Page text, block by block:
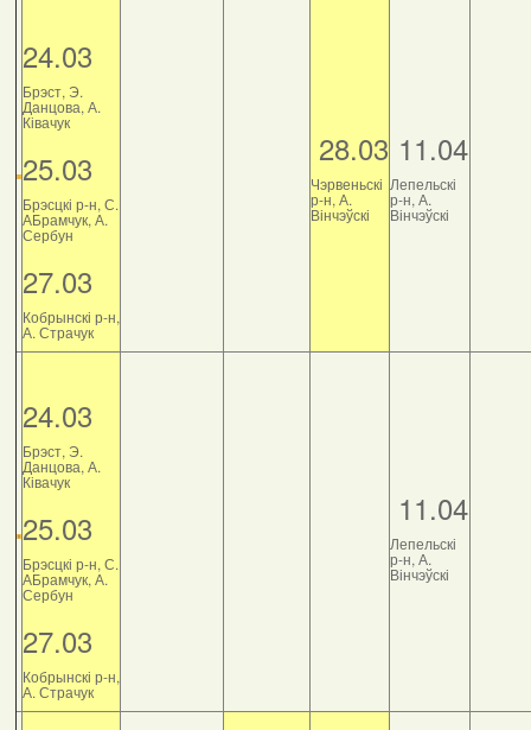
24.03
Брэст, Э.
Данцова, А.
Ківачук
25.03
Брэсцкі р-н, С.
АБрамчук, А.
Сербун
27.03
Кобрынскі р-н,
А. Страчук
28.03
Чэрвеньскі
р-н, А.
Вінчэўскі
11.04
Лепельскі
р-н, А.
Вінчэўскі
24.03
Брэст, Э.
Данцова, А.
Ківачук
25.03
Брэсцкі р-н, С.
АБрамчук, А.
Сербун
27.03
Кобрынскі р-н,
А. Страчук
11.04
Лепельскі
р-н, А.
Вінчэўскі